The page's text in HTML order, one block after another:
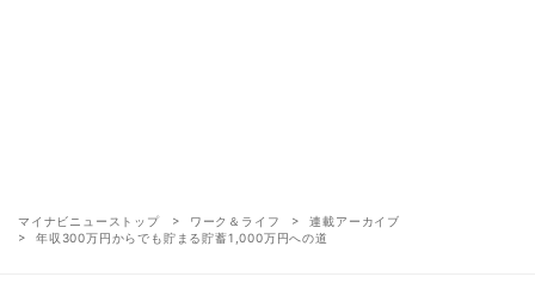
マイナビニューストップ ワーク＆ライフ
連載アーカイブ
年収300万円からでも貯まる貯蓄1,000万円への道